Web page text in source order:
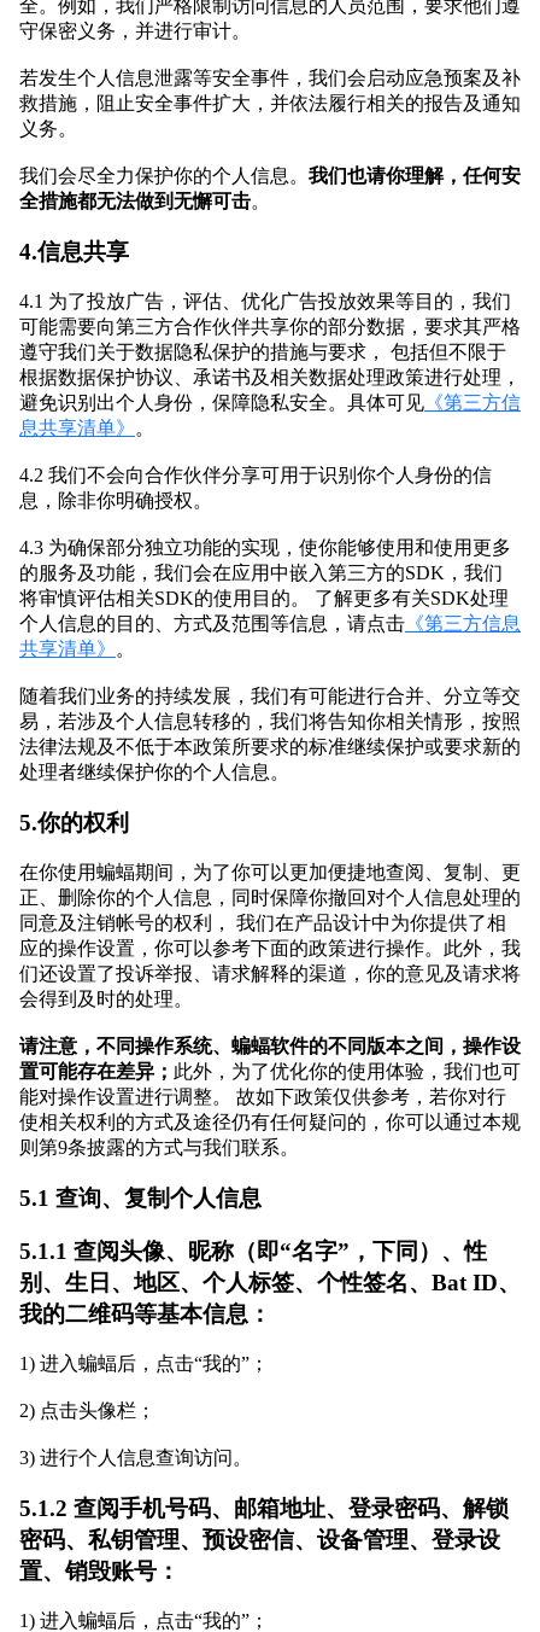
全。例如，我们严格限制访问信息的人员范围，要求他们遵
守保密义务，并进行审计。
若发生个人信息泄露等安全事件，我们会启动应急预案及补
救措施，阻止安全事件扩大，并依法履行相关的报告及通知
义务。
我们会尽全力保护你的个人信息。 我们也请你理解，任何安
全措施都无法做到无懈可击。
4.信息共享
4.1 为了投放广告，评估、优化广告投放效果等目的，我们
可能需要向第三方合作伙伴共享你的部分数据，要求其严格
遵守我们关于数据隐私保护的措施与要求， 包括但不限于
根据数据保护协议、承诺书及相关数据处理政策进行处理，
避免识别出个人身份，保障隐私安全。具体可见 《第三方信
息共享清单》
。
4.2 我们不会向合作伙伴分享可用于识别你个人身份的信
息，除非你明确授权。
4.3 为确保部分独立功能的实现，使你能够使用和使用更多
的服务及功能，我们会在应用中嵌入第三方的SDK，我们
将审慎评估相关SDK的使用目的。 了解更多有关SDK处理
个人信息的目的、方式及范围等信息，请点击 《第三方信息
共享清单》
。
随着我们业务的持续发展，我们有可能进行合并、分立等交
易，若涉及个人信息转移的，我们将告知你相关情形，按照
法律法规及不低于本政策所要求的标准继续保护或要求新的
处理者继续保护你的个人信息。
5.你的权利
在你使用蝙蝠期间，为了你可以更加便捷地查阅、复制、更
正、删除你的个人信息，同时保障你撤回对个人信息处理的
同意及注销帐号的权利， 我们在产品设计中为你提供了相
应的操作设置，你可以参考下面的政策进行操作。此外，我
们还设置了投诉举报、请求解释的渠道，你的意见及请求将
会得到及时的处理。
请注意，不同操作系统、蝙蝠软件的不同版本之间，操作设
置可能存在差异； 此外，为了优化你的使用体验，我们也可
能对操作设置进行调整。 故如下政策仅供参考，若你对行
使相关权利的方式及途径仍有任何疑问的，你可以通过本规
则第9条披露的方式与我们联系。
5.1 查询、复制个人信息
5.1.1 查阅头像、昵称（即“名字”，下同）、性
别、生日、地区、个人标签、个性签名、Bat ID、
我的二维码等基本信息：
1) 进入蝙蝠后，点击“我的”；
2) 点击头像栏；
3) 进行个人信息查询访问。
5.1.2 查阅手机号码、邮箱地址、登录密码、解锁
密码、私钥管理、预设密信、设备管理、登录设
置、销毁账号：
1) 进入蝙蝠后，点击“我的”；